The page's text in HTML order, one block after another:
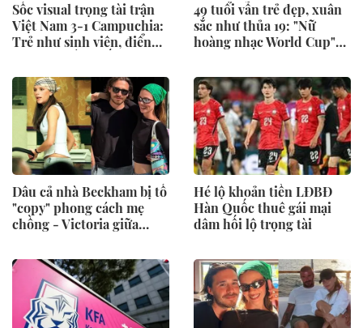
Sốc visual trọng tài trận
Việt Nam 3-1 Campuchia:
Trẻ như sinh viên, điển
mạng thi nhau "truy tìm"
danh tính
49 tuổi vẫn trẻ đẹp, xuân
sắc như thủa 19: "Nữ
hoàng nhạc World Cup"
huyền thoại sau 30 năm,
nhan sắc đỉnh cao gây sốt
Dâu cả nhà Beckham bị tố
"copy" phong cách mẹ
chồng - Victoria giữa
Hé lộ khoản tiền LĐBĐ
Hàn Quốc thuê gái mại
dâm hối lộ trọng tài